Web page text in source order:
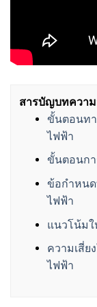
สารบัญบทควา
ขั้นตอนท
ไฟฟ้า
ขั้นตอนกา
ข้อกำหน
ไฟฟ้า
แนวโน้ม
ความเสี่ย
ไฟฟ้า